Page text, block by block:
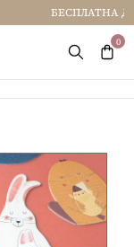
4.000 ДЕНАРИ